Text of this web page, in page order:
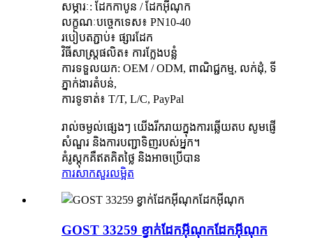
សម្ភារៈ: ដែកកាបូន / ដែកអ៊ីណុក
លក្ខណៈបច្ចេកទេស៖ PN10-40
របៀបតភ្ជាប់៖ ផ្សារដែក
វិធីសាស្រ្តផលិត៖ ការក្លែងបន្លំ
ការទទួលយក: OEM / ODM, ពាណិជ្ជកម្ម, លក់ដុំ, ទី
ភ្នាក់ងារតំបន់,
ការទូទាត់៖ T/T, L/C, PayPal
រាល់ចម្ងល់ផ្សេងៗ យើងរីករាយក្នុងការឆ្លើយតប សូមផ្ញើ
សំណួរ និងការបញ្ជាទិញរបស់អ្នក។
គំរូស្តុកគឺឥតគិតថ្លៃ និងអាចប្រើបាន
ការសាកសួរលម្អិត
GOST 33259 ខ្វាក់ដែកអ៊ីណុកដែកអ៊ីណុក